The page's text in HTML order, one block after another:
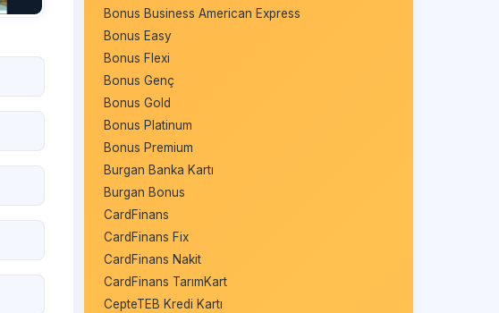
Bonus Business American Express
Bonus Easy
Bonus Flexi
Bonus Genç
Bonus Gold
Bonus Platinum
Bonus Premium
Burgan Banka Kartı
Burgan Bonus
CardFinans
CardFinans Fix
CardFinans Nakit
CardFinans TarımKart
CepteTEB Kredi Kartı